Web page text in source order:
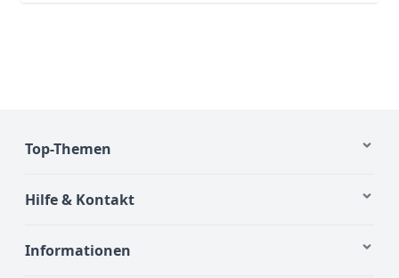
Top-Themen
Hilfe & Kontakt
Informationen